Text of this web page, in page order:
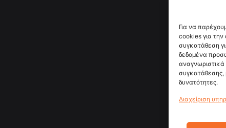
Για να
cookies για
συγκατάθεση
δεδομένα
συγκατάθεσης,
δυνατότητες.
Διαχείριση